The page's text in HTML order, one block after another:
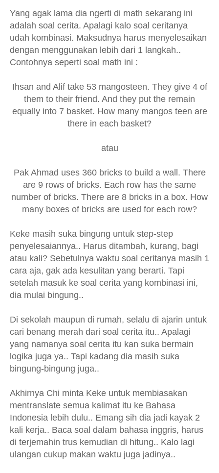
Yang agak lama dia ngerti di math sekarang ini
adalah soal cerita. Apalagi kalo soal ceritanya
udah kombinasi. Maksudnya harus menyelesaikan
dengan menggunakan lebih dari 1 langkah..
Contohnya seperti soal math ini :
Ihsan and Alif take 53 mangosteen. They give 4 of
them to their friend. And they put the remain
equally into 7 basket. How many mangos teen are
there in each basket?
atau
Pak Ahmad uses 360 bricks to build a wall. There
are 9 rows of bricks. Each row has the same
number of bricks. There are 8 bricks in a box. How
many boxes of bricks are used for each row?
Keke masih suka bingung untuk step-step
penyelesaiannya.. Harus ditambah, kurang, bagi
atau kali? Sebetulnya waktu soal ceritanya masih 1
cara aja, gak ada kesulitan yang berarti. Tapi
setelah masuk ke soal cerita yang kombinasi ini,
dia mulai bingung..
Di sekolah maupun di rumah, selalu di ajarin untuk
cari benang merah dari soal cerita itu.. Apalagi
yang namanya soal cerita itu kan suka bermain
logika juga ya.. Tapi kadang dia masih suka
bingung-bingung juga..
Akhirnya Chi minta Keke untuk membiasakan
mentranslate semua kalimat itu ke Bahasa
Indonesia lebih dulu.. Emang sih dia jadi kayak 2
kali kerja.. Baca soal dalam bahasa inggris, harus
di terjemahin trus kemudian di hitung.. Kalo lagi
ulangan cukup makan waktu juga jadinya..